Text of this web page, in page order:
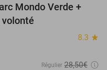
25%
Mondo Verde +
8.3 star
Régulier 28,50€